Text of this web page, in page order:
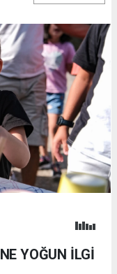
YOĞUN İLGİ